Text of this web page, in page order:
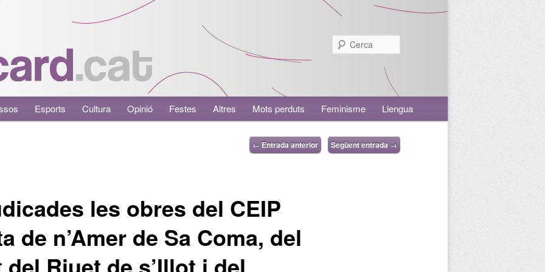
Esports Cultura Opinió Festes Altres Mots perduts Feminisme Llengua
← Entrada anterior Següent entrada →
les obres del CEIP
de n’Amer de Sa Coma, del
del Riuet de s’Illot i del